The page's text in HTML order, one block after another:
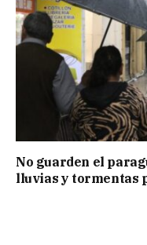
No guarden el
lluvias y tormentas